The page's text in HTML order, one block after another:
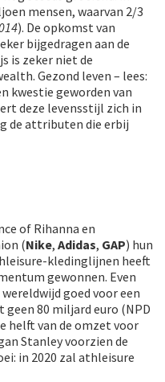
mensen, waarvan 2/3
). De opkomst van
bijgedragen aan de
is zeker niet de
Gezond leven – lees:
kwestie geworden van
deze levensstijl zich in
de attributen die erbij
of Rihanna en
(Nike, Adidas, GAP) hun
kledinglijnen heeft
gewonnen. Even
goed voor een
80 miljard euro (NPD
helft van de omzet voor
Stanley voorzien de
in 2020 zal athleisure